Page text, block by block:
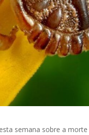
semana sobre a